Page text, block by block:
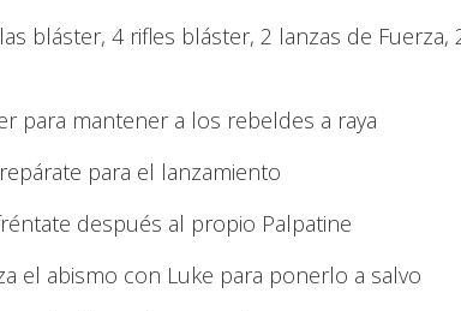
bláster, 4 rifles bláster, 2 lanzas de Fuerza,
para mantener a los rebeldes a raya
para el lanzamiento
después al propio Palpatine
el abismo con Luke para ponerlo a salvo